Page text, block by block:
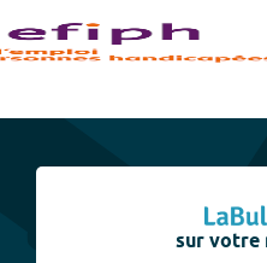
sur votre